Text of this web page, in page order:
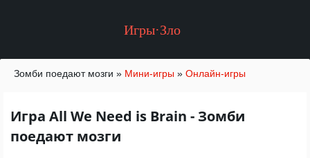
Игры·Зло
Зомби поедают мозги » Мини-игры » Онлайн-игры
Игра All We Need is Brain - Зомби
поедают мозги